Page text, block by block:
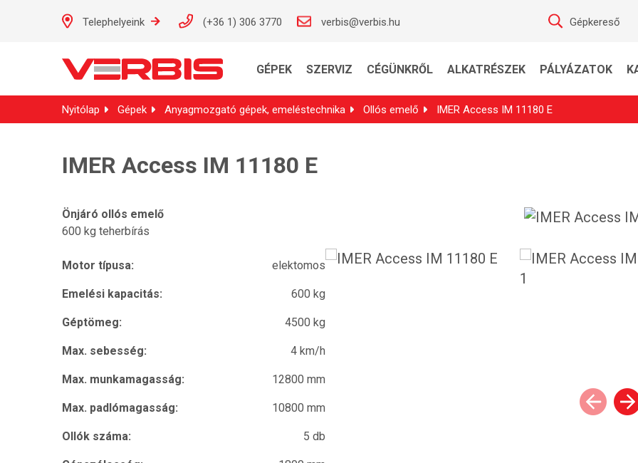
Telephelyeink (+36 1) 306 3770 verbis@verbis.hu Gépkereső
GÉPEK SZERVIZ CÉGÜNKRŐL ALKATRÉSZEK PÁLYÁZATOK
Nyitólap Gépek Anyagmozgató gépek, emeléstechnika Ollós emelő IMER Access IM 11180 E
IMER Access IM 11180 E
Önjáró ollós emelő
600 kg teherbírás
Motor típusa: elektomos
Emelési kapacitás: 600 kg
Géptömeg: 4500 kg
Max. sebesség: 4 km/h
Max. munkamagasság: 12800 mm
Max. padlómagasság: 10800 mm
Ollók száma: 5 db